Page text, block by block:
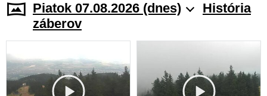
Piatok 07.08.2026 (dnes)
História
záberov